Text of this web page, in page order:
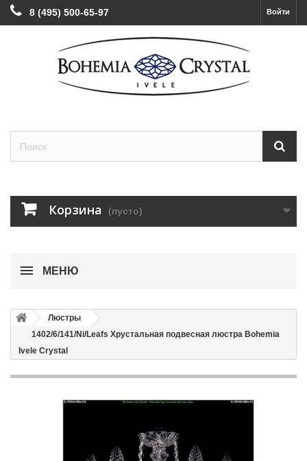
Войти
8 (495) 500-65-97
Корзина (пусто)
МЕНЮ
Люстры
1402/6/141/Ni/Leafs Хрустальная подвесная люстра Bohemia
Ivele Crystal